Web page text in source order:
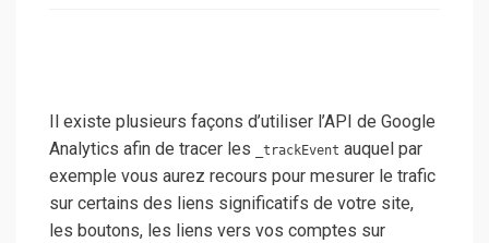
Il existe plusieurs façons d’utiliser l’API de Google
Analytics afin de tracer les
_trackEvent auquel par
exemple vous aurez recours pour mesurer le trafic
sur certains des liens significatifs de votre site,
les boutons, les liens vers vos comptes sur